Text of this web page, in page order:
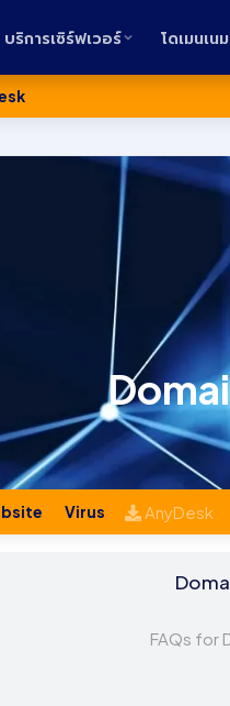
บริการเซิร์ฟเวอร์ โดเมนเนม
Virus AnyDesk
FAQs for